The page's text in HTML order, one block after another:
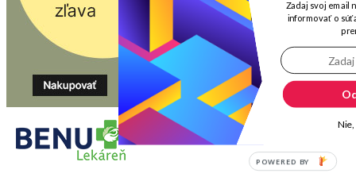
Zadaj svoj email
informovať o